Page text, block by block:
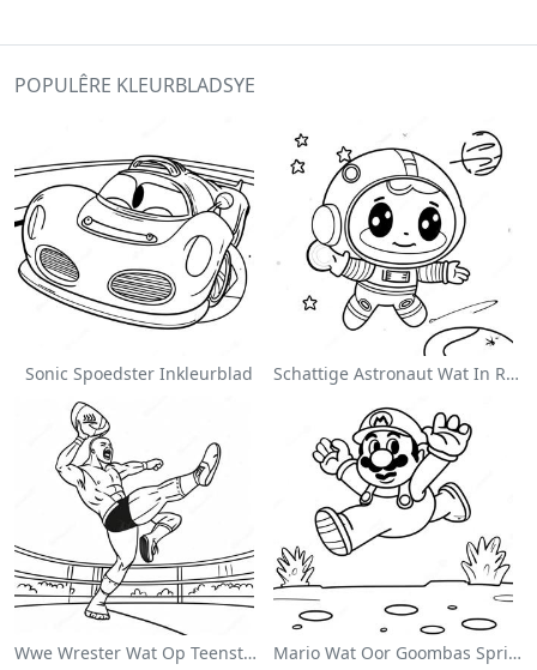
POPULÊRE KLEURBLADSYE
Sonic Spoedster Inkleurblad Schattige Astronaut Wat In Ruimte Drif Inkleurblad
Wwe Wrester Wat Op Teenstander Spring Inkleurblad Mario Wat Oor Goombas Spring Inkleurblad